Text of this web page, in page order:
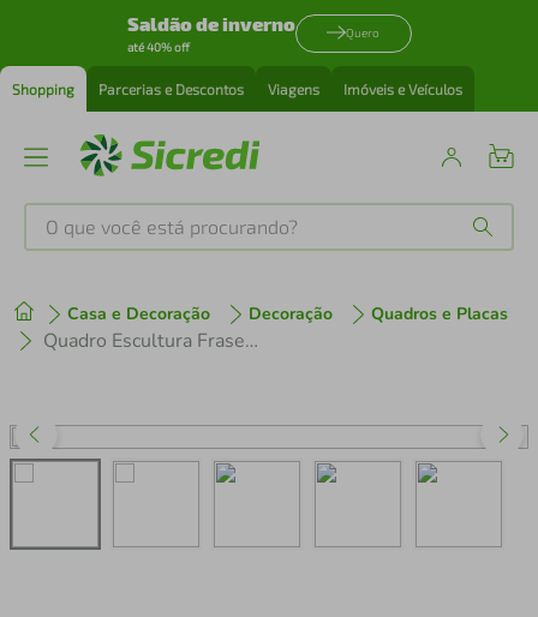
Saldão de inverno
até 40% off
Quero
Shopping Parcerias e Descontos Viagens Imóveis e Veículos
O que você está procurando?
Casa e Decoração Decoração Quadros e Placas
Quadro Escultura Frase Gandhi Seja a Mudança 60x36 Cinza
1º tenis
perfume